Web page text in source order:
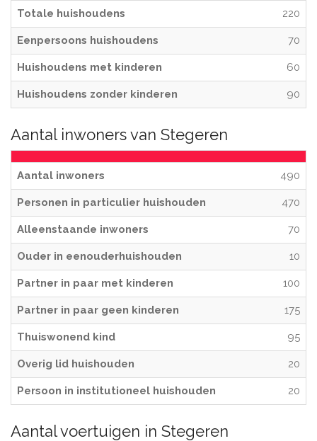
Totale huishoudens 220
Eenpersoons huishoudens 70
Huishoudens met kinderen 60
Huishoudens zonder kinderen 90
Aantal inwoners van Stegeren
Aantal inwoners 490
Personen in particulier huishouden 470
Alleenstaande inwoners 70
Ouder in eenouderhuishouden 10
Partner in paar met kinderen 100
Partner in paar geen kinderen 175
Thuiswonend kind 95
Overig lid huishouden 20
Persoon in institutioneel huishouden 20
Aantal voertuigen in Stegeren